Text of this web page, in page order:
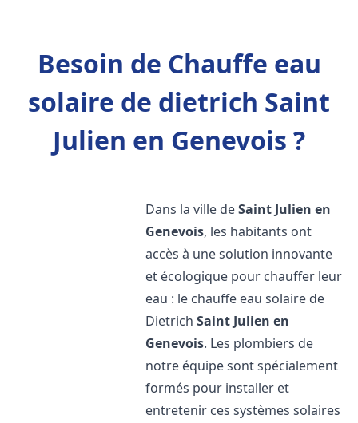
Besoin de Chauffe eau
solaire de dietrich Saint
Julien en Genevois ?
Dans la ville deSaint Julien en
Genevois, les habitants ont
accès à une solution innovante
et écologique pour chauffer leur
eau : le chauffe eau solaire de
DietrichSaint Julien en
Genevois. Les plombiers de
notre équipe sont spécialement
formés pour installer et
entretenir ces systèmes solaires